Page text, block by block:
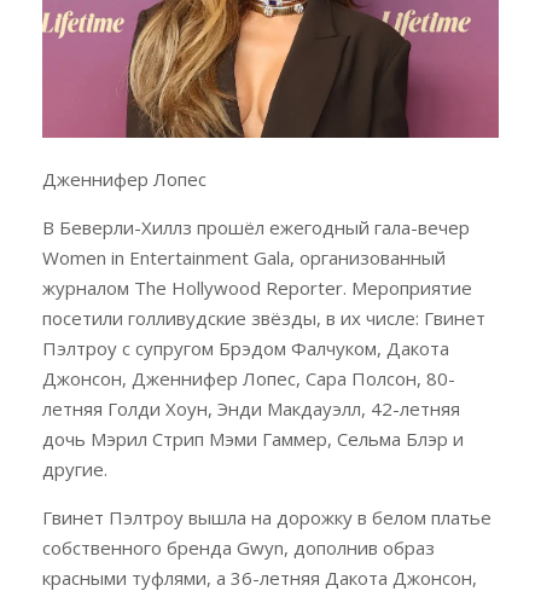
Дженнифер Лопес
В Беверли-Хиллз прошёл ежегодный гала-вечер
Women in Entertainment Gala, организованный
журналом The Hollywood Reporter. Мероприятие
посетили голливудские звёзды, в их числе: Гвинет
Пэлтроу с супругом Брэдом Фалчуком, Дакота
Джонсон, Дженнифер Лопес, Сара Полсон, 80-
летняя Голди Хоун, Энди Макдауэлл, 42-летняя
дочь Мэрил Стрип Мэми Гаммер, Сельма Блэр и
другие.
Гвинет Пэлтроу вышла на дорожку в белом платье
собственного бренда Gwyn, дополнив образ
красными туфлями, а 36-летняя Дакота Джонсон,